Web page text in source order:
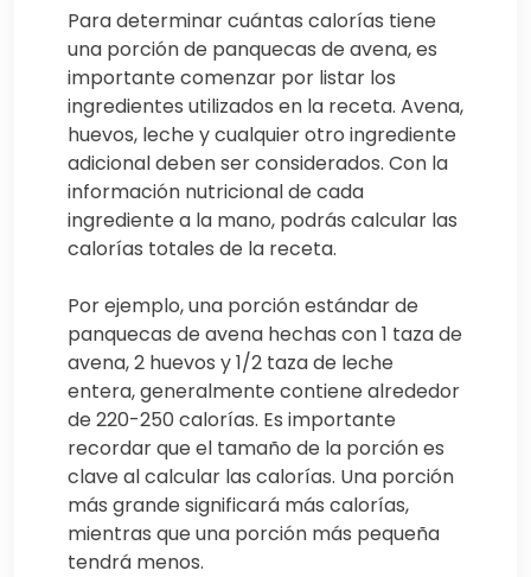
Para determinar cuántas calorías tiene
una porción de panquecas de avena, es
importante comenzar por listar los
ingredientes utilizados en la receta. Avena,
huevos, leche y cualquier otro ingrediente
adicional deben ser considerados. Con la
información nutricional de cada
ingrediente a la mano, podrás calcular las
calorías totales de la receta.
Por ejemplo, una porción estándar de
panquecas de avena hechas con 1 taza de
avena, 2 huevos y 1/2 taza de leche
entera, generalmente contiene alrededor
de 220-250 calorías. Es importante
recordar que el tamaño de la porción es
clave al calcular las calorías. Una porción
más grande significará más calorías,
mientras que una porción más pequeña
tendrá menos.